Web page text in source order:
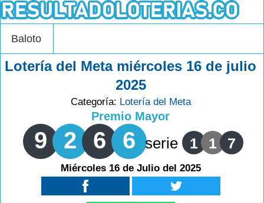
Baloto
Lotería del Meta miércoles 16 de julio
2025
Categoría: Lotería del Meta
Premio Mayor
9 2 6 6 serie 1 1 7
Miércoles 16 de Julio del 2025